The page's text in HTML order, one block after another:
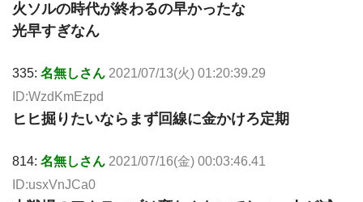
火ソルの時代が終わるの早かったな
光早すぎなん
335: 名無しさん 2021/07/13(火) 01:20:39.29
ID:WzdKmEzpd
ヒヒ掘りたいならまず回線に金かけろ定期
814: 名無しさん 2021/07/16(金) 00:03:46.41
ID:usxVnJCa0